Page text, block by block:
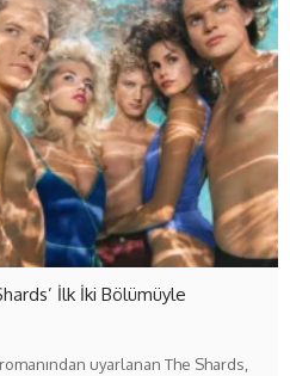
İlk İki Bölümüyle
uyarlanan The Shards,